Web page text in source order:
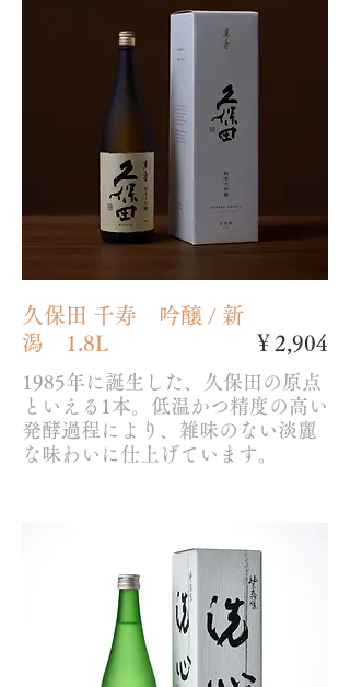
久保田 千寿 吟醸 / 新
潟 1.8L
1985年に誕生した、久保田の原点
といえる1本。低温かつ精度の高い
発酵過程により、雑味のない淡麗
な味わいに仕上げています。
￥2,904